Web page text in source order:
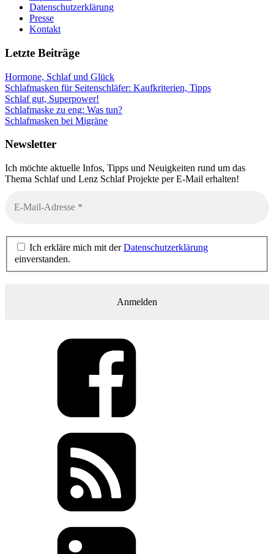
Datenschutzerklärung
Presse
Kontakt
Letzte Beiträge
Hormone, Schlaf und Glück
Schlafmasken für Seitenschläfer: Kaufkriterien, Tipps
Schlaf gut, Superpower!
Schlafmaske zu eng: Was tun?
Schlafmasken bei Migräne
Newsletter
Ich möchte aktuelle Infos, Tipps und Neuigkeiten rund um das
Thema Schlaf und Lenz Schlaf Projekte per E-Mail erhalten!
Ich erkläre mich mit derDatenschutzerklärung
einverstanden.